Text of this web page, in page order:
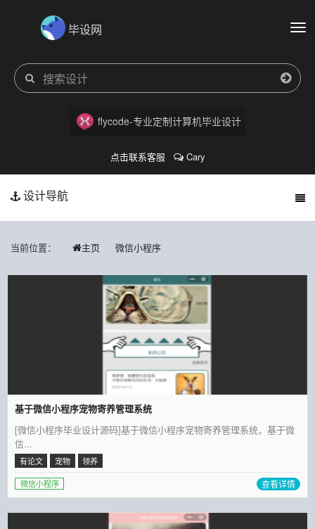
切
航
毕设网
flycode-专业定制计算机毕业设计
点击联系客服 Cary
设计导航
当前位置： 主页 微信小程序
基于微信小程序宠物寄养管理系统
[微信小程序毕业设计源码]基于微信小程序宠物寄养管理系统，基于微
信...
有论文 宠物 领养
微信小程序 查看详情